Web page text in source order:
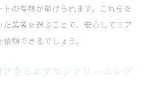
の有無が挙げられます。これらを
た業者を選ぶことで、安心してエア
頼できるでしょう。
きるエアコンクリーニング